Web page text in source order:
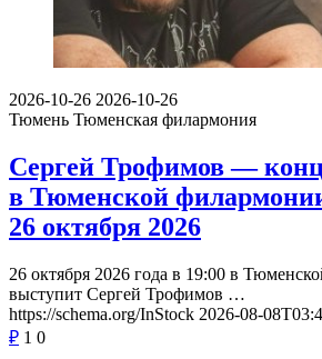
2026-10-26 2026-10-26
Тюмень Тюменская филармония
Сергей Трофимов —
в Тюменской
26 октября 2026
26 октября 2026 года в 19:00 в
выступит Сергей Трофимов …
https://schema.org/InStock 2026-08-
₽ 1 0